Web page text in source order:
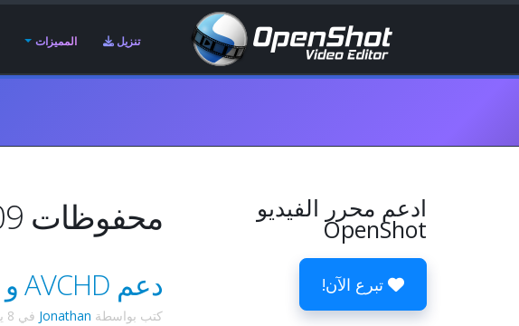
تنزيل المميزات
محفوظات 2009
دعم AVCHD و H.264 و AAC و MTS!
كتب بواسطة Jonathan في 8 يوليو، 2009
ادعم محرر الفيديو
OpenShot
تبرع الآن!